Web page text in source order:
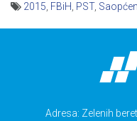
2015 FBiH PST,
Adresa: Zelenih